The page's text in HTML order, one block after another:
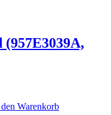
(957E3039A,
Warenkorb